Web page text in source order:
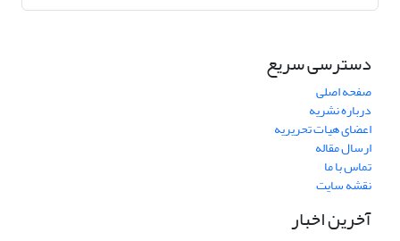
دسترسی سریع
صفحه اصلی
درباره نشریه
اعضای هیات تحریریه
ارسال مقاله
تماس با ما
نقشه سایت
آخرین اخبار